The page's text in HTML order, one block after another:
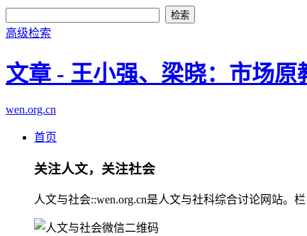
高级检索
文章 - 王小强、梁晓：市场原
wen.org.cn
首页
关注人文，关注社会
人文与社会::wen.org.cn是人文与社科综合讨论网站。